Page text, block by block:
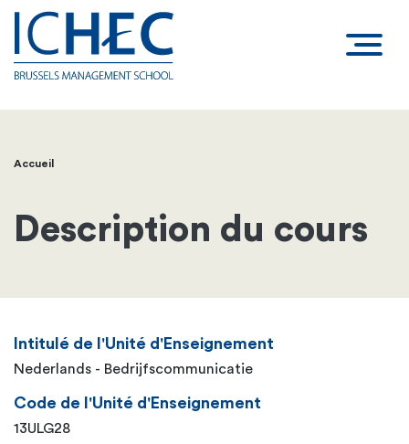
Fil
d'Ariane
Accueil
Description du cours
Intitulé de l'Unité d'Enseignement
Nederlands - Bedrijfscommunicatie
Code de l'Unité d'Enseignement
13ULG28